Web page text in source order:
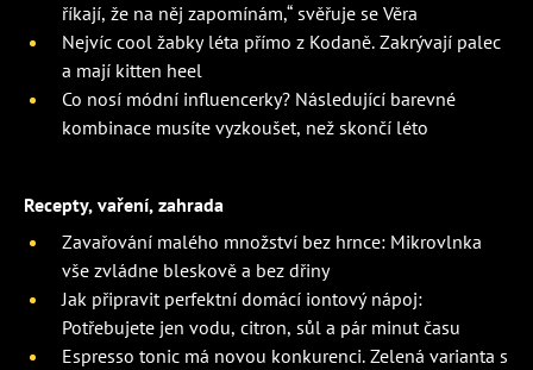
říkají, že na něj zapomínám,“ svěřuje se Věra
Nejvíc cool žabky léta přímo z Kodaně. Zakrývají palec
a mají kitten heel
Co nosí módní influencerky? Následující barevné
kombinace musíte vyzkoušet, než skončí léto
Recepty, vaření, zahrada
Zavařování malého množství bez hrnce: Mikrovlnka
vše zvládne bleskově a bez dřiny
Jak připravit perfektní domácí iontový nápoj:
Potřebujete jen vodu, citron, sůl a pár minut času
Espresso tonic má novou konkurenci. Zelená varianta s